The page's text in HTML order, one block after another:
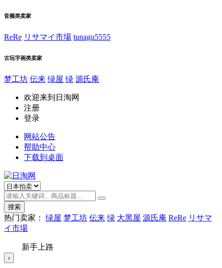
音频类卖家
ReRe リサマイ市場 tunagu5555
古玩字画类卖家
梦工坊 伝来 绿屋 绿 源氏庵
欢迎来到日淘网
注册
登录
网站公告
帮助中心
下载到桌面
搜索
热门卖家： 绿屋 梦工坊 伝来 绿 大黑屋 源氏庵 ReRe リサマ
イ市場
新手上路
‹